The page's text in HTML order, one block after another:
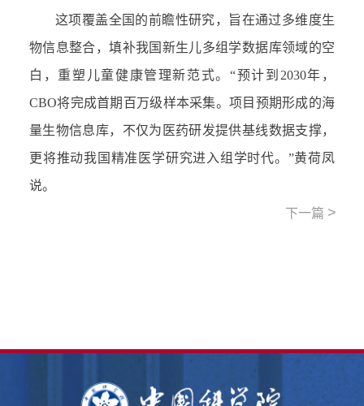
这项覆盖全国的前瞻性研究，旨在通过多维度生
物信息整合，填补我国新生儿多组学数据库领域的空
白，重塑儿童健康管理新范式。“预计到2030年，
CBO将完成首期百万级样本采集。项目预期形成的海
量生物信息库，不仅为医药研发提供基线数据支撑，
更将推动我国精准医学研究进入组学时代。”黄荷凤
说。
下一篇 >